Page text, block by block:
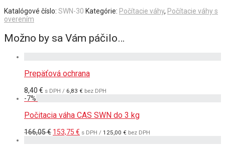
Katalógové číslo: SWN-30 Kategórie: Počítacie váhy, Počítacie váhy s
overením
Možno by sa Vám páčilo…
Prepäťová ochrana
8,40 € s DPH / 6,83 € bez DPH
-7%
Počitacia váha CAS SWN do 3 kg
166,05€ Pôvodná
153,75 € Aktuálna
s DPH / 125,00 € bez DPH